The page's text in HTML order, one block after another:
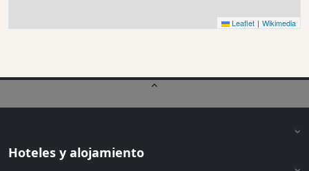
Leaflet | Wikimedia
Hoteles y alojamiento